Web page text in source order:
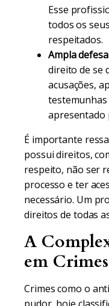
Esse
todos os
respeitados.
Ampla
direito de se
acusações,
apresentado
É importante
possui direitos,
respeito, não ser
processo e ter
necessário. Um
direitos de todas
A
em
Crimes como o